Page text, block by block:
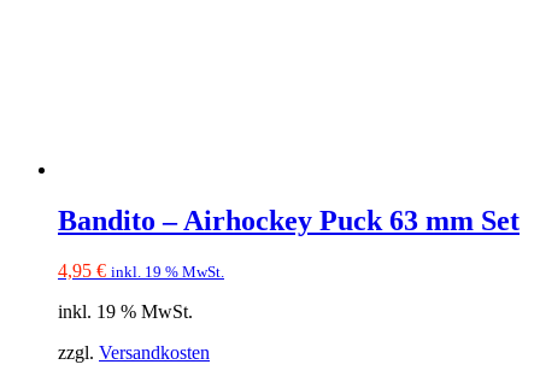
Bandito – Airhockey Puck 63 mm Set
4,95 € inkl. 19 % MwSt.
inkl. 19 % MwSt.
zzgl. Versandkosten